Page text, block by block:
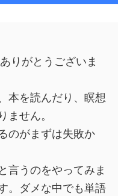
りがとうございま
本を読んだり、瞑想
ません。
のがまずは失敗か
言うのをやってみま
。ダメな中でも単語